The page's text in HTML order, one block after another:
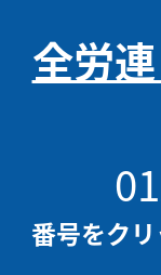
全労
番号をク